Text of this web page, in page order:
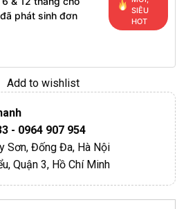
phát sinh đơn
SIÊU
HOT
Add to wishlist
- 0964 907 954
Sơn, Đống Đa, Hà Nội
Quận 3, Hồ Chí Minh